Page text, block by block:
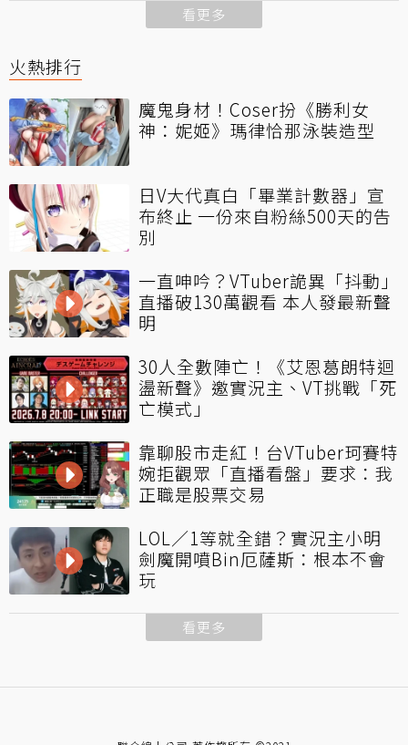
看更多
火熱排行
魔鬼身材！Coser扮《勝利女
神：妮姬》瑪律恰那泳裝造型
日V大代真白「畢業計數器」宣
布終止 一份來自粉絲500天的告
別
一直呻吟？VTuber詭異「抖動」
直播破130萬觀看 本人發最新聲
明
30人全數陣亡！《艾恩葛朗特迴
盪新聲》邀實況主、VT挑戰「死
亡模式」
靠聊股市走紅！台VTuber珂賽特
婉拒觀眾「直播看盤」要求：我
正職是股票交易
LOL／1等就全錯？實況主小明
劍魔開噴Bin厄薩斯：根本不會
玩
看更多